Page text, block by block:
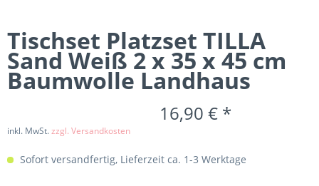
Tischset Platzset TILLA
Sand Weiß 2 x 35 x 45 cm
Baumwolle Landhaus
16,90 € *
inkl. MwSt.zzgl. Versandkosten
Sofort versandfertig, Lieferzeit ca. 1-3 Werktage